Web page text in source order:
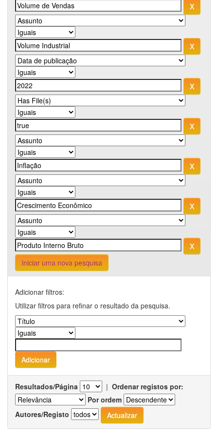
Iniciar uma nova pesquisa
Adicionar filtros:
Utilizar filtros para refinar o resultado da pesquisa.
Resultados/Página | Ordenar registos por:
Por ordem
Autores/Registo